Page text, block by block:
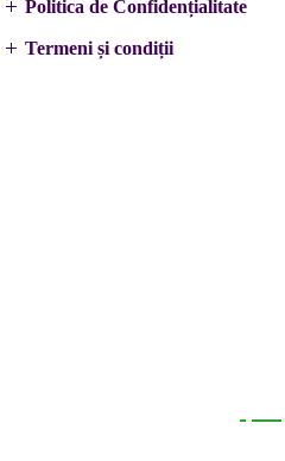
Politica de Confidențialitate
Termeni și condiții